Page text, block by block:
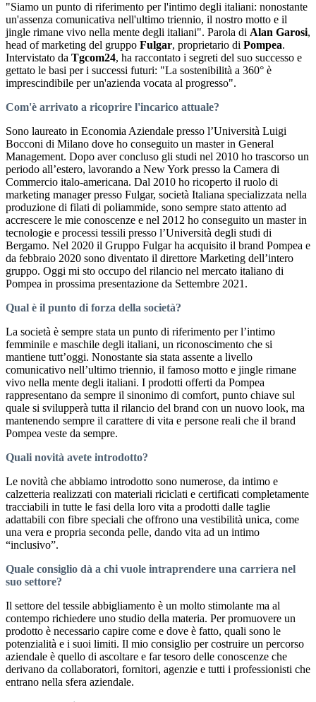
"Siamo un punto di riferimento per l'intimo degli italiani: nonostante
un'assenza comunicativa nell'ultimo triennio, il nostro motto e il
jingle rimane vivo nella mente degli italiani". Parola di Alan Garosi,
head of marketing del gruppo Fulgar, proprietario di Pompea.
Intervistato da Tgcom24, ha raccontato i segreti del suo successo e
gettato le basi per i successi futuri: "La sostenibilità a 360° è
imprescindibile per un'azienda vocata al progresso".
Com'è arrivato a ricoprire l'incarico attuale?
Sono laureato in Economia Aziendale presso l’Università Luigi
Bocconi di Milano dove ho conseguito un master in General
Management. Dopo aver concluso gli studi nel 2010 ho trascorso un
periodo all’estero, lavorando a New York presso la Camera di
Commercio italo-americana. Dal 2010 ho ricoperto il ruolo di
marketing manager presso Fulgar, società Italiana specializzata nella
produzione di filati di poliammide, sono sempre stato attento ad
accrescere le mie conoscenze e nel 2012 ho conseguito un master in
tecnologie e processi tessili presso l’Università degli studi di
Bergamo. Nel 2020 il Gruppo Fulgar ha acquisito il brand Pompea e
da febbraio 2020 sono diventato il direttore Marketing dell’intero
gruppo. Oggi mi sto occupo del rilancio nel mercato italiano di
Pompea in prossima presentazione da Settembre 2021.
Qual è il punto di forza della società?
La società è sempre stata un punto di riferimento per l’intimo
femminile e maschile degli italiani, un riconoscimento che si
mantiene tutt’oggi. Nonostante sia stata assente a livello
comunicativo nell’ultimo triennio, il famoso motto e jingle rimane
vivo nella mente degli italiani. I prodotti offerti da Pompea
rappresentano da sempre il sinonimo di comfort, punto chiave sul
quale si svilupperà tutta il rilancio del brand con un nuovo look, ma
mantenendo sempre il carattere di vita e persone reali che il brand
Pompea veste da sempre.
Quali novità avete introdotto?
Le novità che abbiamo introdotto sono numerose, da intimo e
calzetteria realizzati con materiali riciclati e certificati completamente
tracciabili in tutte le fasi della loro vita a prodotti dalle taglie
adattabili con fibre speciali che offrono una vestibilità unica, come
una vera e propria seconda pelle, dando vita ad un intimo
“inclusivo”.
Quale consiglio dà a chi vuole intraprendere una carriera nel
suo settore?
Il settore del tessile abbigliamento è un molto stimolante ma al
contempo richiedere uno studio della materia. Per promuovere un
prodotto è necessario capire come e dove è fatto, quali sono le
potenzialità e i suoi limiti. Il mio consiglio per costruire un percorso
aziendale è quello di ascoltare e far tesoro delle conoscenze che
derivano da collaboratori, fornitori, agenzie e tutti i professionisti che
entrano nella sfera aziendale.